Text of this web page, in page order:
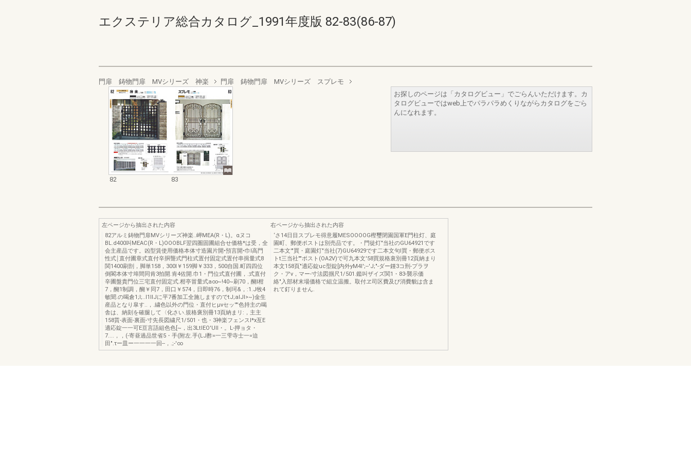
エクステリア総合カタログ_1991年度版 82-83(86-87)
門扉 鋳物門扉 MVシリーズ 神楽 門扉 鋳物門扉 MVシリーズ スプレモ
82 83
お探しのページは「カタログビュー」でごらんいただけます。カ
タログビューではweb上でパラパラめくりながらカタログをごら
んになれます。
左ページから抽出された内容
82アルミ鋳物門扉MVシリーズ神楽..岬MEA(R・L)。αヌコ
BL.d400叫MEAC(R・L)OOOBLF翌四圏固圃組合せ価格*は受，全
会主産品です。凶型賃使用価格本体寸造園片開•預言開•巾l高門
性式￨直付圃章式直付辛胴聾式門柱式置付固定式置付串揖量式8
関1400刷剖，脚単158，300I￥159脚￥333，500自国.町四四位
倒閣本体寸埠間同肯3拍開.肯4佐開.巾1・門位式直付圃，.式直付
辛圃盤貴門位三宅直付固定式.柑亭冒量式a∞~!40~刷70，醐I柑
7，醐1制調，醐￥同7，田口￥574，日即時76，制珂&，:1.J牧4
敏聞.の喝倉1;I;..I1lIJに平7番加工全施しますのでtJ;aIJl>~)金生
産品となり皐す..，.繍色以外の門位・直付ヒμνセッ'"'色持主の喝
舎は、納刻を確腿して〈化さい.規格褒別冊13頁納まリ:，主主
158貰-表面-裏面-寸先長図繍尺1/501・也・3神楽フェンスI*x亙E
適応錠一一可E亘言語組色色[~，出3LtlEO'UII・。L-押ョタ・
7....，，(-寄昼過品世省5・手(附左.手(LJ酢=一三雫寺士一=迫
田".τー皿ー一一一一回--，.;-'∞
右ページから抽出された内容
‘さ14日目スブレモ得意履MESOOOOG樫璽閉園国軍E門柱灯、庭
園町、郵便ポストは別売品です。・門徒灯"当社のGU64921です
二本文'"買・庭園灯"当社(7)GU64929です二本文句l買・郵便ポス
トt三当社""ポスト(OA2V)で可九本文'58買規格衰別冊12頁納まり
本文158頁"適応錠uc型錠[内外yM4l';--'J;"-ダー鍾3コ刑-プラヲ
ク・アν，マー-寸法図掴尺1/501.鑑叫ザイズ関1・83-襲示価
絡"入部材末場価格で組立温搬。取付ヱ司区費及び消費貌は含ま
れて釘りません.